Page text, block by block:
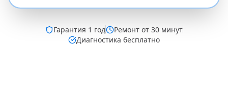
Гарантия 1 год
Ремонт от 30 минут
Диагностика бесплатно